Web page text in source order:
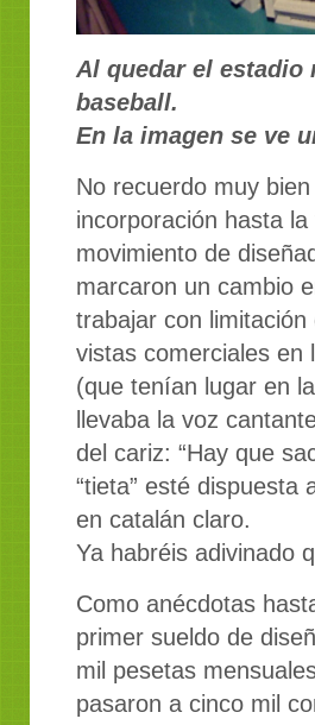
Al quedar el estadio
baseball.
En la imagen se ve
No recuerdo muy
incorporación hasta
movimiento de
marcaron un cambio
trabajar con limitación
vistas comerciales en
(que tenían lugar en
llevaba la voz
del cariz: “Hay que
“tieta” esté dispuesta
en catalán claro.
Ya habréis adivinado
Como anécdotas
primer sueldo de
mil pesetas
pasaron a cinco mil